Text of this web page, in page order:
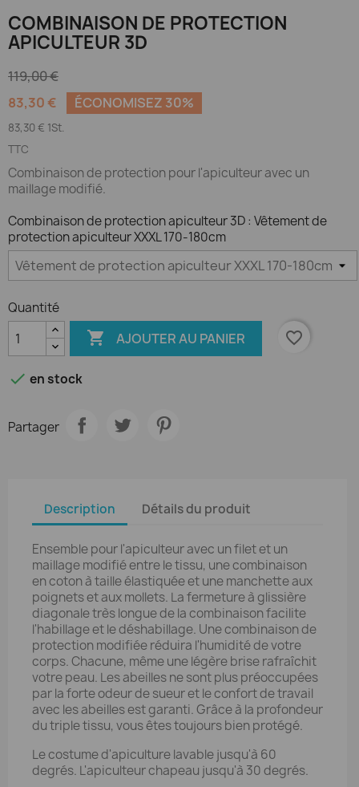
COMBINAISON DE PROTECTION
APICULTEUR 3D
119,00 €
83,30 €
ÉCONOMISEZ 30%
83,30 € 1St.
TTC
Combinaison de protection pour l'apiculteur avec un
maillage modifié.
Combinaison de protection apiculteur 3D : Vêtement de
protection apiculteur XXXL 170-180cm
Quantité
 AJOUTER AU PANIER favorite_border
 en stock
Partager
Description Détails du produit
Ensemble pour l'apiculteur avec un filet et un
maillage modifié entre le tissu, une combinaison
en coton à taille élastiquée et une manchette aux
poignets et aux mollets. La fermeture à glissière
diagonale très longue de la combinaison facilite
l'habillage et le déshabillage. Une combinaison de
protection modifiée réduira l'humidité de votre
corps. Chacune, même une légère brise rafraîchit
votre peau. Les abeilles ne sont plus préoccupées
par la forte odeur de sueur et le confort de travail
avec les abeilles est garanti. Grâce à la profondeur
du triple tissu, vous êtes toujours bien protégé.
Le costume d'apiculture lavable jusqu'à 60
degrés. L'apiculteur chapeau jusqu'à 30 degrés.